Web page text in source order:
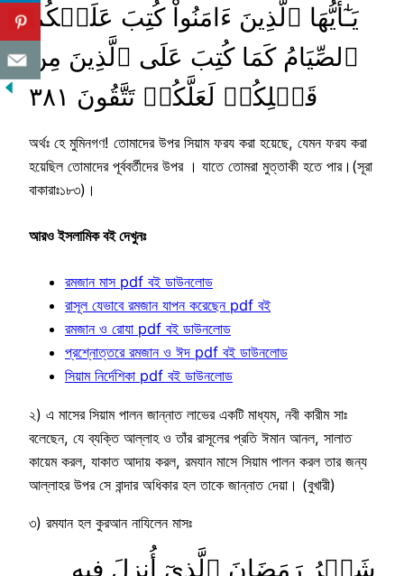
يَـٰٓأَيُّهَا ٱلَّذِينَ ءَامَنُواْ كُتِبَ عَلَيۡكُمُ
ٱلصِّيَامُ كَمَا كُتِبَ عَلَى ٱلَّذِينَ مِن
قَبۡلِكُمۡ لَعَلَّكُمۡ تَتَّقُونَ ٣٨١
অর্থঃ হে মুমিনগণ! তোমাদের উপর সিয়াম ফরয করা হয়েছে, যেমন ফরয করা
হয়েছিল তোমাদের পূর্ববর্তীদের উপর । যাতে তোমরা মুত্তাকী হতে পার।(সূরা
বাকারাঃ১৮৩)।
আরও ইসলামিক বই দেখুনঃ
রমজান মাস pdf বই ডাউনলোড
রাসূল যেভাবে রমজান যাপন করেছেন pdf বই
রমজান ও রোযা pdf বই ডাউনলোড
প্রশ্নোত্তরে রমজান ও ঈদ pdf বই ডাউনলোড
সিয়াম নির্দেশিকা pdf বই ডাউনলোড
২) এ মাসের সিয়াম পালন জান্নাত লাভের একটি মাধ্যম, নবী কারীম সাঃ
বলেছেন, যে ব্যক্তি আল্লাহ ও তাঁর রাসূলের প্রতি ঈমান আনল, সালাত
কায়েম করল, যাকাত আদায় করল, রমযান মাসে সিয়াম পালন করল তার জন্য
আল্লাহর উপর সে বান্দার অধিকার হল তাকে জান্নাত দেয়া। (বুখারী)
৩) রমযান হল কুরআন নাযিলেন মাসঃ
شَهۡرُ رَمَضَانَ ٱلَّذِيٓ أُنزِلَ فِيهِ